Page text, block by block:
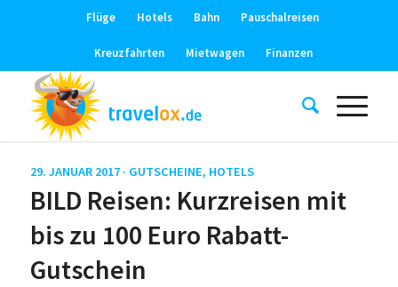
Flüge Hotels Bahn Pauschalreisen
Kreuzfahrten Mietwagen Finanzen
29. JANUAR 2017 · GUTSCHEINE, HOTELS
BILD Reisen: Kurzreisen mit
bis zu 100 Euro Rabatt-
Gutschein